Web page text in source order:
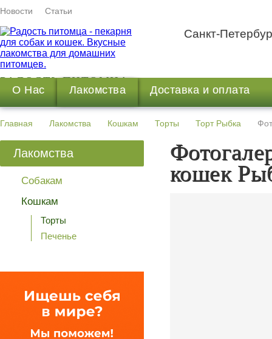
Новости Статьи
РАДОСТЬ ПИТОМЦА
Пекарня для домашних животных
Санкт-
О Нас Лакомства Доставка и оплата
Главная Лакомства Кошкам Торты Торт Рыбка
Лакомства
Собакам
Кошкам
Торты
Печенье
кошек